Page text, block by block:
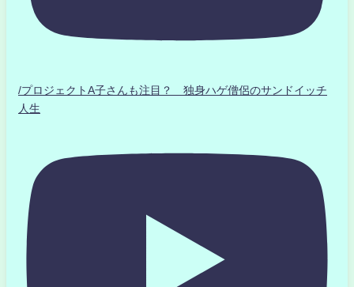
/プロジェクトA子さんも注目？ 独身ハゲ僧侶のサンドイッチ
人生